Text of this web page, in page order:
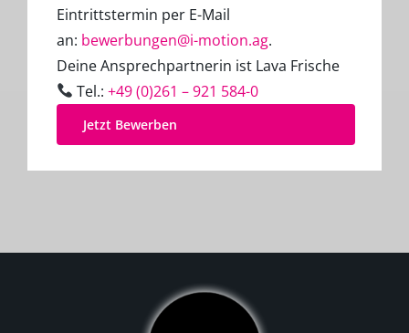
Eintrittstermin per E-Mail
an: bewerbungen@i-motion.ag.
Deine Ansprechpartnerin ist Lava Frische
Tel.:+49 (0)261 – 921 584-0
Jetzt Bewerben